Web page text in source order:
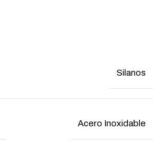
Silanos
Acero Inoxidable